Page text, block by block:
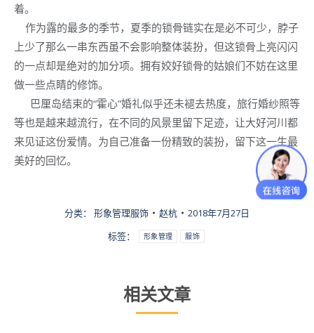
着。
作为露的最多的季节，夏季的锁骨链实在是必不可少，脖子
上少了那么一串东西虽不会影响整体装扮，但这锁骨上亮闪闪
的一点却是绝对的加分项。拥有姣好锁骨的姑娘们不妨在这里
做一些点睛的修饰。
巴厘岛结束的“霍心”婚礼似乎还未褪去热度，旅行婚纱照等
等也是越来越流行，在不同的风景里留下足迹，让大好河川都
来见证这份爱情。为自己准备一份精致的装扮，留下这一生最
美好的回忆。
分类： 形象管理服饰 赵杭
2018年7月27日
标签：
形象管理 服饰
相关文章